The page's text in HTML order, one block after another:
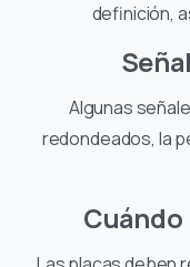
definición,
Algunas
redondeados, la
Cuándo